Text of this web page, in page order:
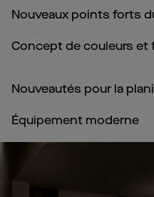
Nouveaux points forts
Concept de couleurs et
Nouveautés pour la
Équipement moderne